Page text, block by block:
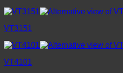
VT3151
VT4101